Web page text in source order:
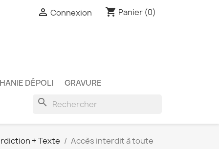
 Connexion shopping_cart Panier (0)
DÉPOLI GRAVURE
search
+ Texte
Accès interdit à toute